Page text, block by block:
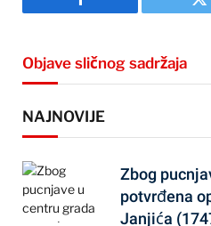
Facebook
Objave sličnog sadržaja
NAJNOVIJE
Zbog
potvrđena
Janjića